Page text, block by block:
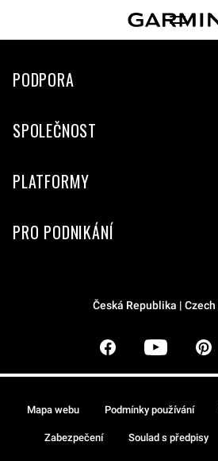
PODPORA
SPOLEČNOST
PLATFORMY
PRO PODNIKÁNÍ
Česká Republika |
Mapa webu Podmínky používání
Zabezpečení Soulad s předpisy